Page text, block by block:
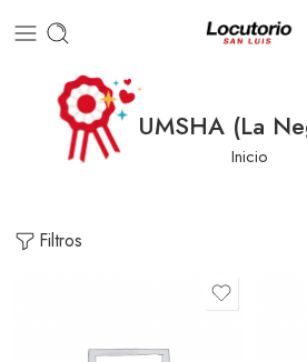
UMSHA (La
Inicio
Filtros